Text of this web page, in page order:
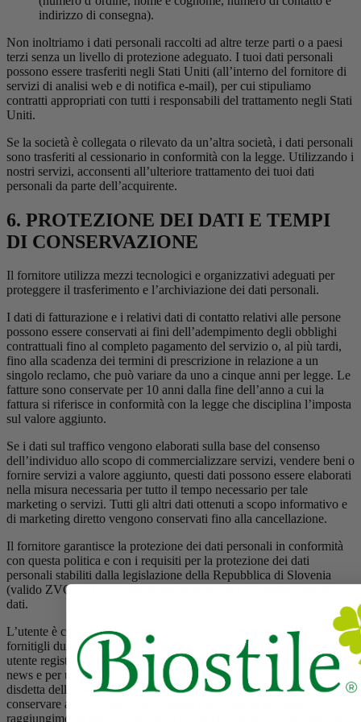
indirizzo di consegna).
Non inoltriamo i dati personali raccolti ad altre terze parti o a paesi
terzi senza un livello di protezione adeguato. I tuoi dati personali
possono essere trasferiti negli Stati Uniti (all’interno del fornitore di
servizi di analisi web e di notifica e-mail), per cui stipuliamo
contratti appropriati con tutti i responsabili del trattamento negli Stati
Uniti.
Se la società è collegata o rilevato da un’altra società, i dati personali
sono trasferiti al cessionario in conformità con la legge. Utilizzando i
nostri servizi, acconsenti all’ulteriore trattamento dei tuoi dati
personali da parte dell’acquirente.
6. PROTEZIONE DEI DATI E TEMPI
DI CONSERVAZIONE
Il fornitore utilizza mezzi tecnologici e organizzativi adeguati per
proteggere il trasferimento e l’archiviazione dei dati personali.
I dati di fatturazione e i relativi dati di contatto relativi alle persone
possono essere conservati ai fini dell’adempimento degli obblighi
contrattuali fino al completo pagamento del servizio o, al più tardi,
fino alla scadenza dei termini di prescrizione in relazione a un
singolo reclamo, che può variare da uno a cinque anni per legge. Le
fatture sono conservate per 10 anni dalla fine dell’anno a cui la
fattura si riferisce in conformità con la legge che disciplina l’imposta
sul valore aggiunto.
Se i dati sul traffico vengono elaborati sulla base del consenso
dell’individuo allo scopo di commercializzare servizi, vendere beni o
fornire servizi a valore aggiunto, questi dati possono essere elaborati
nella misura necessaria per tutto il tempo necessario per tale
marketing o servizi. Tutti gli altri dati ottenuti a scopo informativo e
di marketing diretto vengono conservati fino alla cancellazione.
Il fornitore garantisce la protezione dei dati personali in conformità
con questa politica e con i requisiti per la protezione dei dati
personali stabiliti dalla legislazione della Repubblica di Slovenia
(valido ZVOP-2) e dal regolamento generale sulla protezione dei
dati.
L’utente è consapevole e accetta che il fornitore conservi i dati
fornitigli durante la registrazione fintanto che l’utente ha lo stato di
utente registrato nelle applicazioni del fornitore o è abbonato a e-
news e per un anno dopo la cessazione del servizio questo stato o
disdetta dell’abbonamento alle newsletter elettroniche. Può
conservare altri dati per tutto il tempo strettamente necessario al
raggiungimento dello scopo per il quale i dati sono stati raccolti, per